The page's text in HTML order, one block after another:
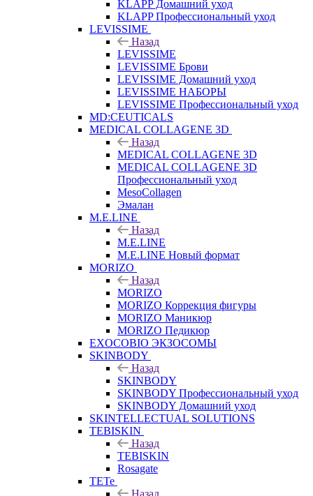
KLAPP Домашний уход
KLAPP Профессиональный уход
LEVISSIME
Назад
LEVISSIME
LEVISSIME Брови
LEVISSIME Домашний уход
LEVISSIME НАБОРЫ
LEVISSIME Профессиональный уход
MD:CEUTICALS
MEDICAL COLLAGENE 3D
Назад
MEDICAL COLLAGENE 3D
MEDICAL COLLAGENE 3D
Профессиональный уход
MesoCollagen
Эмалан
M.E.LINE
Назад
M.E.LINE
M.E.LINE Новый формат
MORIZO
Назад
MORIZO
MORIZO Коррекция фигуры
MORIZO Маникюр
MORIZO Педикюр
EXOCOBIO ЭКЗОСОМЫ
SKINBODY
Назад
SKINBODY
SKINBODY Профессиональный уход
SKINBODY Домашний уход
SKINTELLECTUAL SOLUTIONS
TEBISKIN
Назад
TEBISKIN
Rosagate
TETe
Назад